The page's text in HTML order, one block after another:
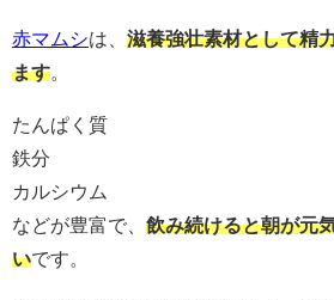
赤マムシは、 滋養強壮素材として精
ます。
たんぱく質
鉄分
カルシウム
などが豊富で、 飲み続けると朝が元
いです。